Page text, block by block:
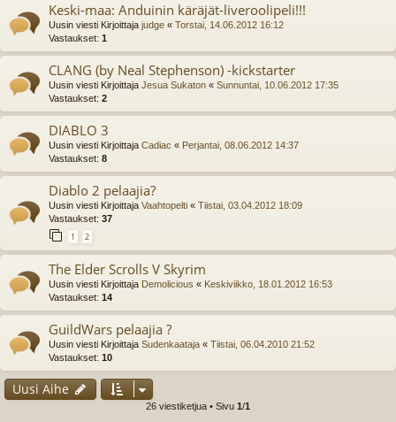
Keski-maa: Anduinin käräjät-liveroolipeli!!!
Uusin viesti Kirjoittaja judge « Torstai, 14.06.2012 16:12
Vastaukset: 1
CLANG (by Neal Stephenson) -kickstarter
Uusin viesti Kirjoittaja Jesua Sukaton « Sunnuntai, 10.06.2012 17:35
Vastaukset: 2
DIABLO 3
Uusin viesti Kirjoittaja Cadiac « Perjantai, 08.06.2012 14:37
Vastaukset: 8
Diablo 2 pelaajia?
Uusin viesti Kirjoittaja Vaahtopelti « Tiistai, 03.04.2012 18:09
Vastaukset: 37
1 2
The Elder Scrolls V Skyrim
Uusin viesti Kirjoittaja Demolicious « Keskiviikko, 18.01.2012 16:53
Vastaukset: 14
GuildWars pelaajia ?
Uusin viesti Kirjoittaja Sudenkaataja « Tiistai, 06.04.2010 21:52
Vastaukset: 10
Uusi Aihe
26 viestiketjua • Sivu 1 /1